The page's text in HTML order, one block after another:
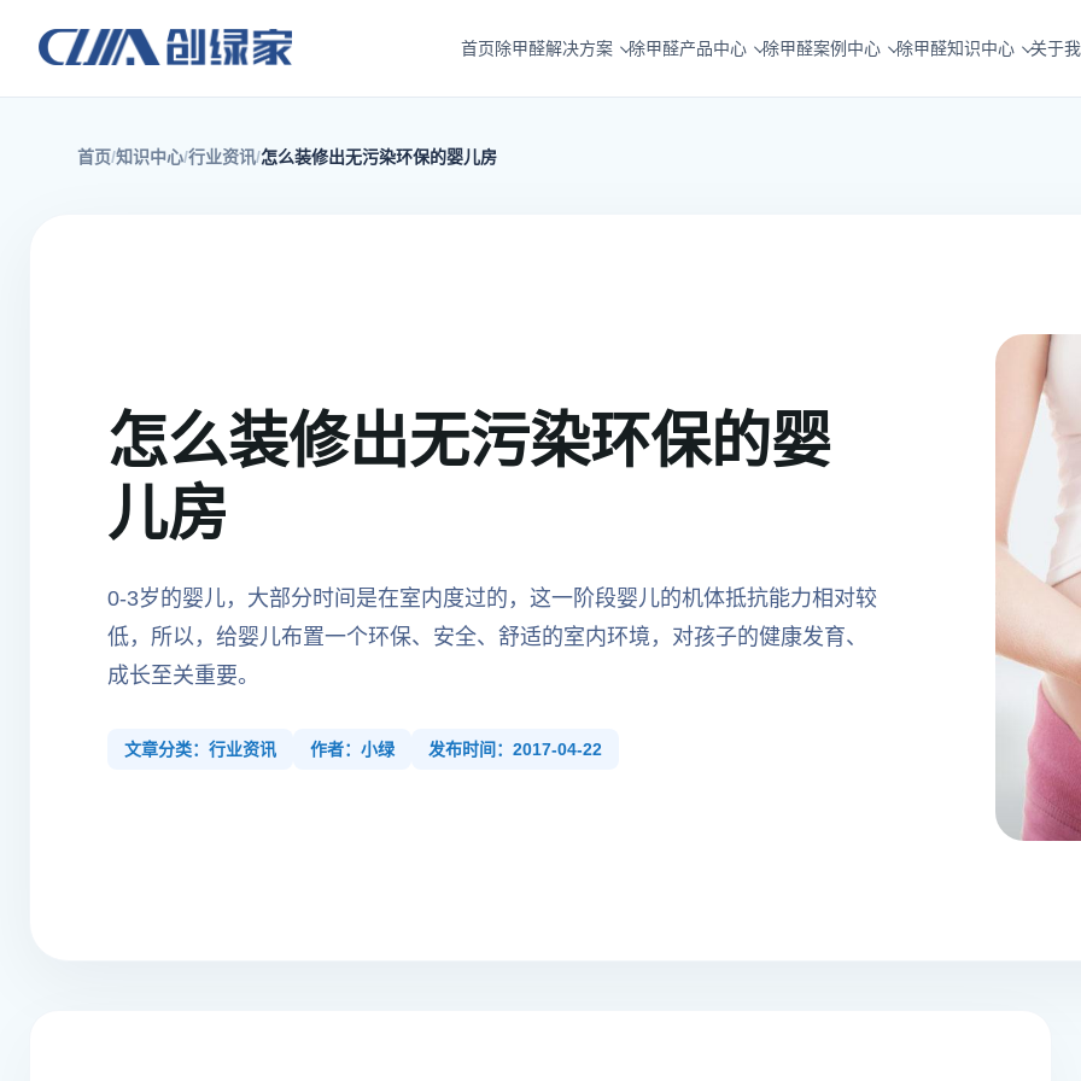
首页除甲醛解决方案 除甲醛产品中心 除甲醛案例中心 除甲醛知识中心 关于
首页 知识中心 行业资讯 怎么装修出无污染环保的婴儿房
怎么装修出无污染环保的婴
儿房
0-3岁的婴儿，大部分时间是在室内度过的，这一阶段婴儿的机体抵抗能力相对较
低，所以，给婴儿布置一个环保、安全、舒适的室内环境，对孩子的健康发育、
成长至关重要。
文章分类：行业资讯 作者：小绿 发布时间：2017-04-22